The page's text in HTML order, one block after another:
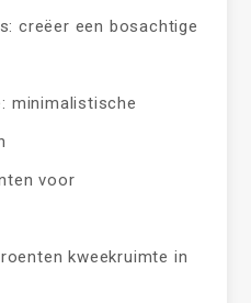
creëer een bosachtige
minimalistische
voor
kweekruimte in